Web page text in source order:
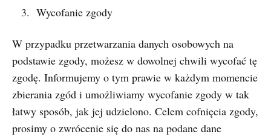
Wycofanie zgody
W przypadku przetwarzania danych osobowych na
podstawie zgody, możesz w dowolnej chwili wycofać tę
zgodę. Informujemy o tym prawie w każdym momencie
zbierania zgód i umożliwiamy wycofanie zgody w tak
łatwy sposób, jak jej udzielono. Celem cofnięcia zgody,
prosimy o zwrócenie się do nas na podane dane